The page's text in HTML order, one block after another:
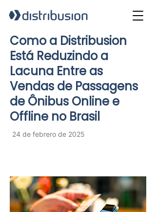
Como a Distribusion
Está Reduzindo a
Lacuna Entre as
Vendas de Passagens
de Ônibus Online e
Offline no Brasil
24 de febrero de 2025